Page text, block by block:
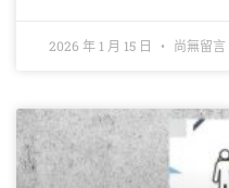
2026 年 1 月 15 日 尚無留言